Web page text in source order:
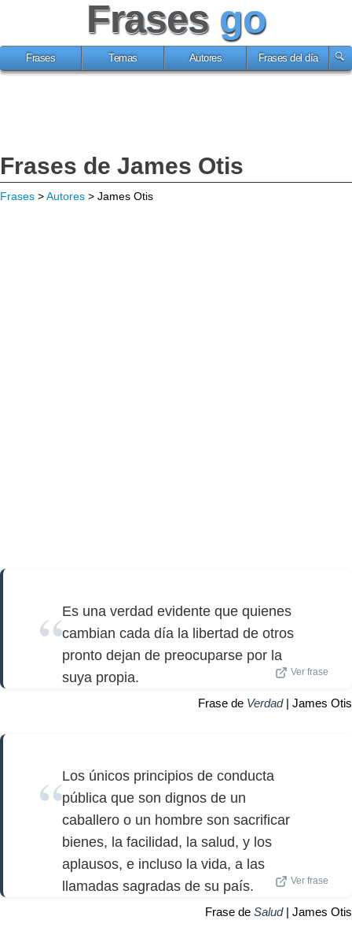
Frases go
Frases Temas Autores Frases del día
Frases de James Otis
Frases >Autores > James Otis
Es una verdad evidente que quienes
cambian cada día la libertad de otros
pronto dejan de preocuparse por la
suya propia.
Ver frase
Frase de Verdad| James Otis
Los únicos principios de conducta
pública que son dignos de un
caballero o un hombre son sacrificar
bienes, la facilidad, la salud, y los
aplausos, e incluso la vida, a las
llamadas sagradas de su país.
Ver frase
Frase de Salud| James Otis